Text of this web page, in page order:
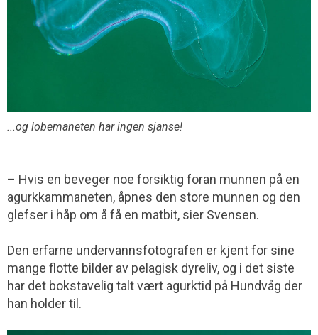
...og lobemaneten har ingen sjanse!
– Hvis en beveger noe forsiktig foran munnen på en
agurkkammaneten, åpnes den store munnen og den
glefser i håp om å få en matbit, sier Svensen.
Den erfarne undervannsfotografen er kjent for sine
mange flotte bilder av pelagisk dyreliv, og i det siste
har det bokstavelig talt vært agurktid på Hundvåg der
han holder til.